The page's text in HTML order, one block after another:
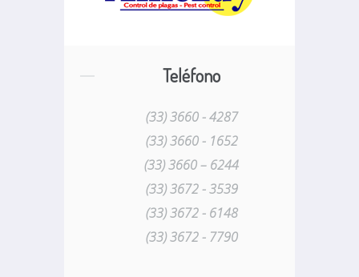
Teléfono
(33) 3660 - 4287
(33) 3660 - 1652
(33) 3660 – 6244
(33) 3672 - 3539
(33) 3672 - 6148
(33) 3672 - 7790